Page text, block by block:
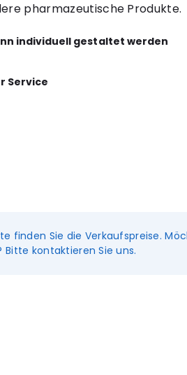
pharmazeutische Produkte.
individuell gestaltet werden
Service
finden Sie die Verkaufspreise.
kontaktieren Sie uns.